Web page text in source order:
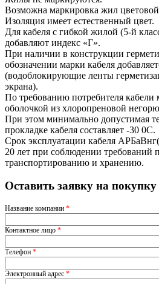
Возможна маркировка жил
Изоляция имеет естественный цвет.
Для кабеля с гибкой жилой (5-й
добавляют индекс «Г».
При наличии в конструкции
обозначении марки кабеля
(водоблокирующие ленты
экрана).
По требованию потребителя кабели
оболочкой из хлоропреновой
При этом минимально допустимая
прокладке кабеля составляет -30 0С.
Срок эксплуатации кабеля
20 лет при соблюдении требований
транспортированию и хранению.
Оставить заявку на покупку
Название компании *
Контактное лицо *
Телефон *
Электронный адрес *